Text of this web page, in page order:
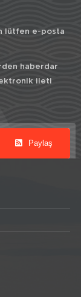
lütfen e-posta
haberdar
ileti
Paylaş